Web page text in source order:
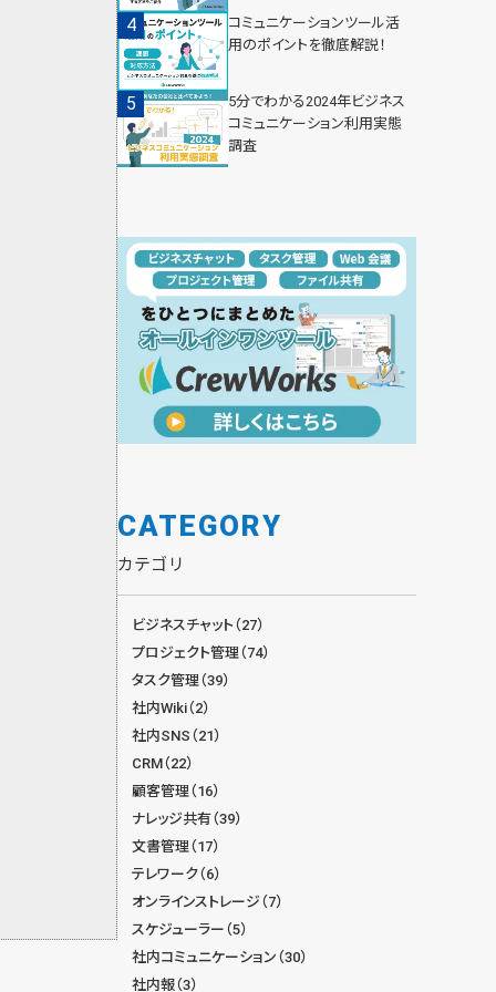
コミュニケーションツール活
用のポイントを徹底解説！
5分でわかる2024年ビジネス
コミュニケーション利用実態
調査
CATEGORY
カテゴリ
ビジネスチャット（27）
プロジェクト管理（74）
タスク管理（39）
社内Wiki（2）
社内SNS（21）
CRM（22）
顧客管理（16）
ナレッジ共有（39）
文書管理（17）
テレワーク（6）
オンラインストレージ（7）
スケジューラー（5）
社内コミュニケーション（30）
社内報（3）